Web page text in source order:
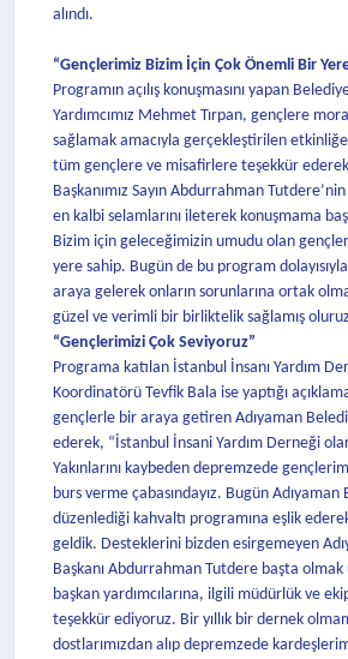
alındı.
“Gençlerimiz Bizim İçin Çok Önemli Bir
Programın açılış konuşmasını yapan
Yardımcımız Mehmet Tırpan, gençlere
sağlamak amacıyla gerçekleştirilen etkinliğe
tüm gençlere ve misafirlere teşekkür
Başkanımız Sayın Abdurrahman
en kalbi selamlarını ileterek konuşmama
Bizim için geleceğimizin umudu olan
yere sahip. Bugün de bu program
araya gelerek onların sorunlarına ortak
güzel ve verimli bir birliktelik sağlamış
“Gençlerimizi Çok Seviyoruz”
Programa katılan İstanbul İnsanı Yardım
Koordinatörü Tevfik Bala ise yaptığı
gençlerle bir araya getiren Adıyaman
ederek, “İstanbul İnsani Yardım Derneği
Yakınlarını kaybeden depremzede
burs verme çabasındayız. Bugün Adıyaman
düzenlediği kahvaltı programına eşlik
geldik. Desteklerini bizden esirgemeyen
Başkanı Abdurrahman Tutdere başta
başkan yardımcılarına, ilgili müdürlük ve
teşekkür ediyoruz. Bir yıllık bir dernek
dostlarımızdan alıp depremzede